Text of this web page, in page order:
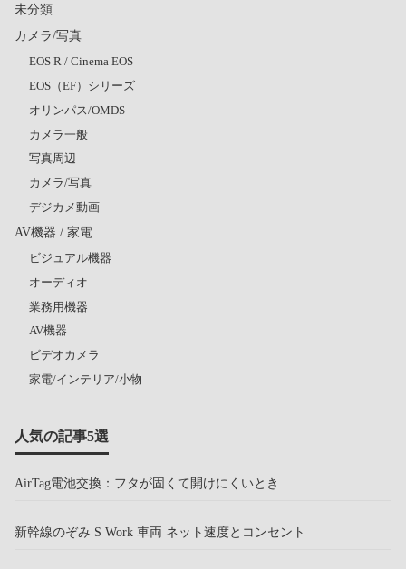
未分類
カメラ/写真
EOS R / Cinema EOS
EOS（EF）シリーズ
オリンパス/OMDS
カメラ一般
写真周辺
カメラ/写真
デジカメ動画
AV機器 / 家電
ビジュアル機器
オーディオ
業務用機器
AV機器
ビデオカメラ
家電/インテリア/小物
人気の記事5選
AirTag電池交換：フタが固くて開けにくいとき
新幹線のぞみ S Work 車両 ネット速度とコンセント